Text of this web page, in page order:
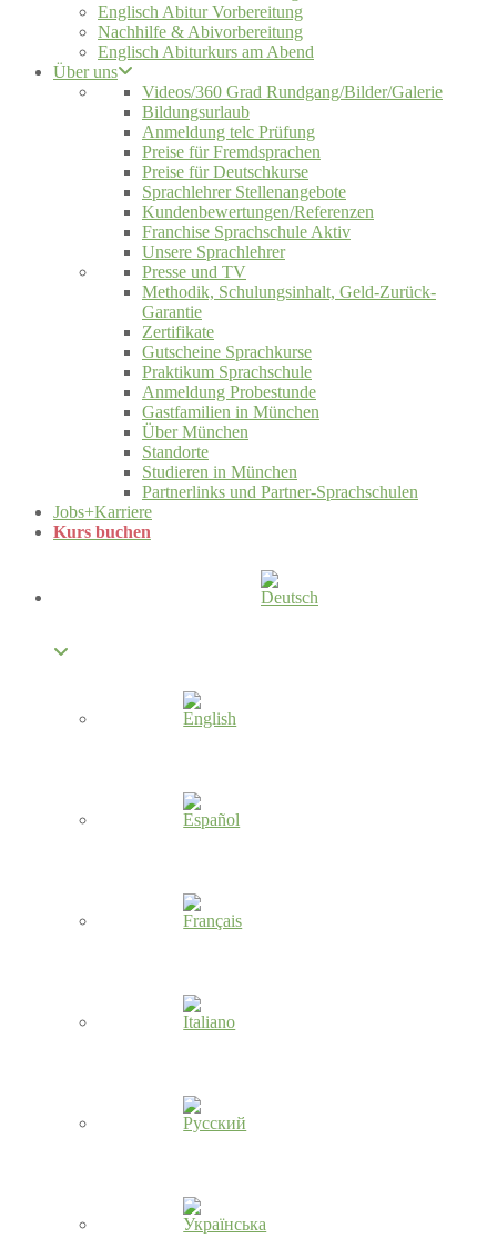
Englisch Abitur Vorbereitung
Nachhilfe & Abivorbereitung
Englisch Abiturkurs am Abend
Über uns
Videos/360 Grad Rundgang/Bilder/Galerie
Bildungsurlaub
Anmeldung telc Prüfung
Preise für Fremdsprachen
Preise für Deutschkurse
Sprachlehrer Stellenangebote
Kundenbewertungen/Referenzen
Franchise Sprachschule Aktiv
Unsere Sprachlehrer
Presse und TV
Methodik, Schulungsinhalt, Geld-Zurück-
Garantie
Zertifikate
Gutscheine Sprachkurse
Praktikum Sprachschule
Anmeldung Probestunde
Gastfamilien in München
Über München
Standorte
Studieren in München
Partnerlinks und Partner-Sprachschulen
Jobs+Karriere
Kurs buchen